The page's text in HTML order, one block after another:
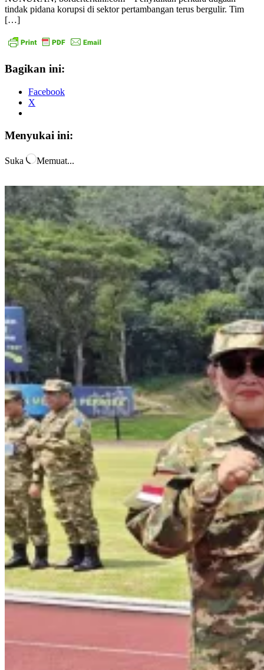
tindak pidana korupsi di sektor pertambangan terus bergulir. Tim
[…]
Bagikan ini:
Facebook
X
Menyukai ini:
Suka Memuat...